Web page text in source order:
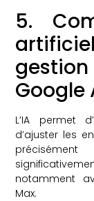
5.
Google
L’IA permet
d’ajuster les
notamment
Max.